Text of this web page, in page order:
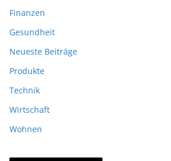
Finanzen
Gesundheit
Neueste Beiträge
Produkte
Technik
Wirtschaft
Wohnen